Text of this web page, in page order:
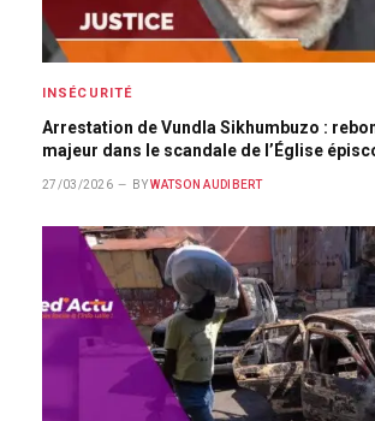
INSÉCURITÉ
Arrestation de Vundla Sikhumbuzo :
majeur dans le scandale de l’Église
27/03/2026 BY WATSON AUDIBERT